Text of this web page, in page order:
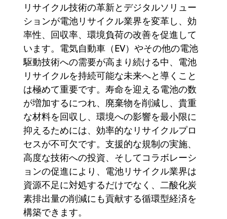
リサイクル技術の革新とデジタルソリュー
ションが電池リサイクル業界を変革し、効
率性、回収率、環境負荷の改善を促進して
います。電気自動車（EV）やその他の電池
駆動技術への需要が高まり続ける中、電池
リサイクルを持続可能な未来へと導くこと
は極めて重要です。寿命を迎える電池の数
が増加するにつれ、廃棄物を削減し、貴重
な材料を回収し、環境への影響を最小限に
抑えるためには、効率的なリサイクルプロ
セスが不可欠です。支援的な規制の実施、
高度な技術への投資、そしてコラボレーシ
ョンの促進により、電池リサイクル業界は
資源不足に対処するだけでなく、二酸化炭
素排出量の削減にも貢献する循環型経済を
構築できます。